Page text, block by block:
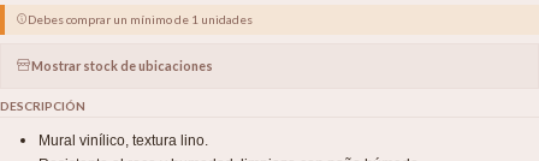
Debes comprar un mínimo de 1 unidades
Mostrar stock de ubicaciones
DESCRIPCIÓN
Mural vinílico, textura lino.